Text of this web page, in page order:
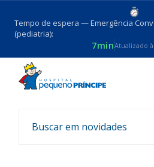
Tempo de espera — Emergência
(pediatria):
7minAtualizado
Voltar
Notícias